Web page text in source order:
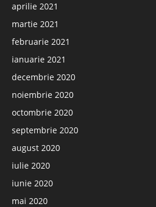
aprilie 2021
martie 2021
februarie 2021
ianuarie 2021
decembrie 2020
noiembrie 2020
octombrie 2020
septembrie 2020
august 2020
iulie 2020
iunie 2020
mai 2020